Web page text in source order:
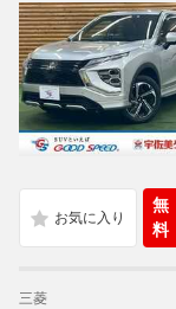
無
料
三菱